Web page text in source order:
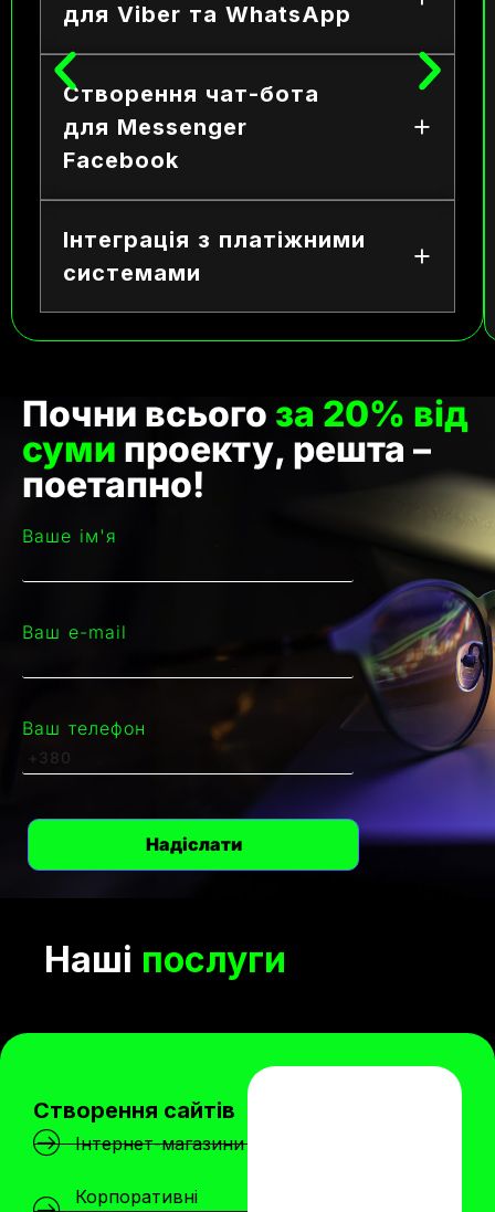
для Viber та WhatsApp
Створення чат-бота
для Messenger
Facebook
Інтеграція з платіжними
системами
Почни всього за 20% від
суми проекту, решта –
поетапно!
Ваше ім'я
Ваш e-mail
Ваш телефон
Наші послуги
Створення сайтів
Інтернет-магазини
Корпоративні